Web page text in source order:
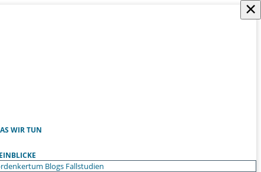
WIR TUN
EINBLICKE
Blogs Fallstudien
×